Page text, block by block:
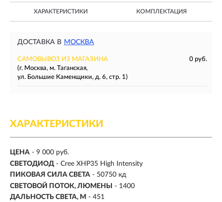
ХАРАКТЕРИСТИКИ КОМПЛЕКТАЦИЯ
ДОСТАВКА В МОСКВА
САМОВЫВОЗ ИЗ МАГАЗИНА
0 руб.
(г. Москва, м. Таганская,
ул. Большие Каменщики, д. 6, стр. 1)
ХАРАКТЕРИСТИКИ
ЦЕНА - 9 000 руб.
СВЕТОДИОД - Cree XHP35 High Intensity
ПИКОВАЯ СИЛА СВЕТА - 50750 кд
СВЕТОВОЙ ПОТОК, ЛЮМЕНЫ
- 1400
ДАЛЬНОСТЬ СВЕТА, М - 451